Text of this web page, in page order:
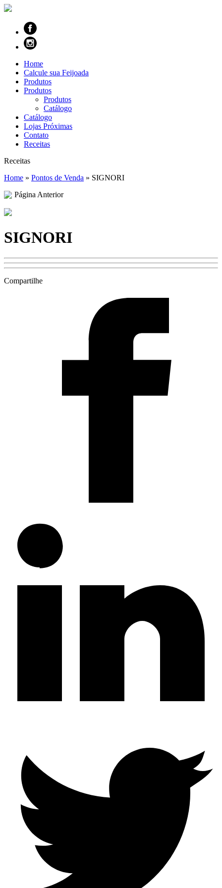
Home
Calcule sua Feijoada
Produtos
Produtos
Produtos
Catálogo
Catálogo
Lojas Próximas
Contato
Receitas
Receitas
Home » Pontos de Venda » SIGNORI
Página Anterior
SIGNORI
Compartilhe